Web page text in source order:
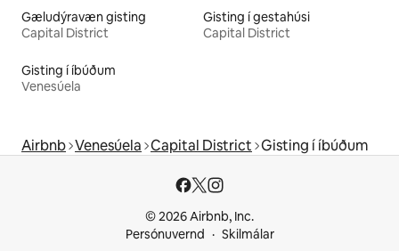
Gæludýravæn gisting
Capital District
Gisting í gestahúsi
Capital District
Gisting í íbúðum
Venesúela
Airbnb Venesúela Capital District Gisting í íbúðum
© 2026 Airbnb, Inc.
Persónuvernd
Skilmálar